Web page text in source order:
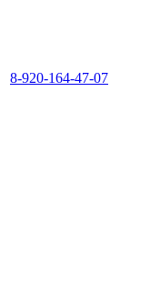
8-920-164-47-07